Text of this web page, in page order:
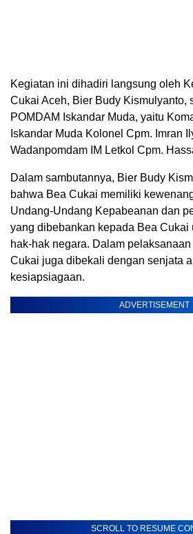
Kegiatan ini dihadiri langsung oleh
Cukai Aceh, Bier Budy Kismulyanto,
POMDAM Iskandar Muda, yaitu
Iskandar Muda Kolonel Cpm. Imran
Wadanpomdam IM Letkol Cpm.
Dalam sambutannya, Bier Budy
bahwa Bea Cukai memiliki
Undang-Undang Kepabeanan dan
yang dibebankan kepada Bea Cukai
hak-hak negara. Dalam
Cukai juga dibekali dengan senjata
kesiapsiagaan.
ADVERTISEMENT
SCROLL TO RESUME